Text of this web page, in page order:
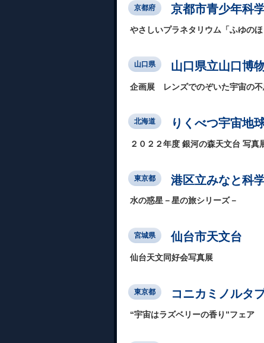
京都府 京都市青少年科
やさしいプラネタリウム「ふゆのほ
山口県 山口県立山口博
企画展 レンズでのぞいた宇宙の不
北海道 りくべつ宇宙地
２０２２年度 銀河の森天文台 写
東京都 港区立みなと科
水の惑星－星の旅シリーズ－
宮城県 仙台市天文台
仙台天文同好会写真展
東京都 コニカミノルタ
“宇宙はラズベリーの香り”フェア